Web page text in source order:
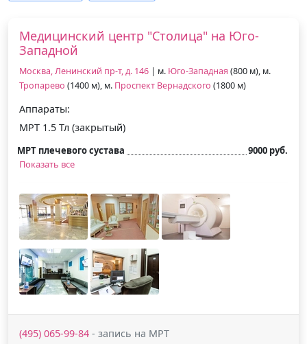
Медицинский центр "Столица" на Юго-
Западной
Москва, Ленинский пр-т, д. 146 | м. Юго-Западная (800 м), м.
Тропарево (1400 м), м. Проспект Вернадского (1800 м)
Аппараты:
МРТ 1.5 Тл (закрытый)
МРТ плечевого сустава
9000 руб.
Показать все
(495) 065-99-84 - запись на МРТ